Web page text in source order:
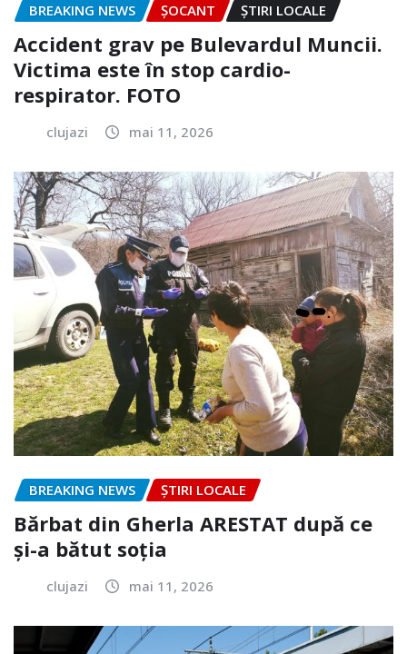
BREAKING NEWS ȘOCANT ȘTIRI LOCALE
Accident grav pe Bulevardul Muncii.
Victima este în stop cardio-
respirator. FOTO
clujazi mai 11, 2026
BREAKING NEWS ȘTIRI LOCALE
Bărbat din Gherla ARESTAT după ce
și-a bătut soția
clujazi mai 11, 2026